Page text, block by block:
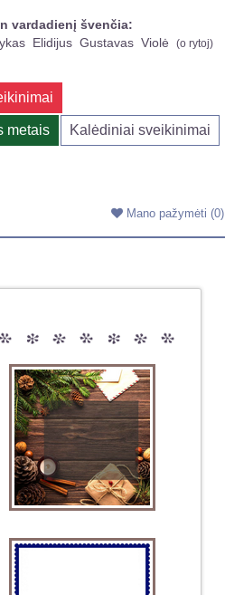
vardadienį švenčia:
Elidijus Gustavas Violė (o rytoj)
metais Kalėdiniai sveikinimai
Mano pažymėti (0)